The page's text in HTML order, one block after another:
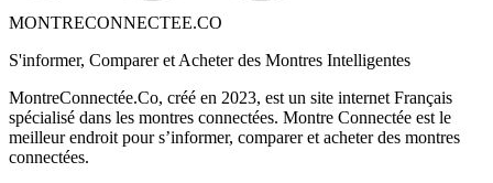
MONTRECONNECTEE.CO
S'informer, Comparer et Acheter des Montres Intelligentes
MontreConnectée.Co, créé en 2023, est un site internet Français
spécialisé dans les montres connectées. Montre Connectée est le
meilleur endroit pour s’informer, comparer et acheter des montres
connectées.